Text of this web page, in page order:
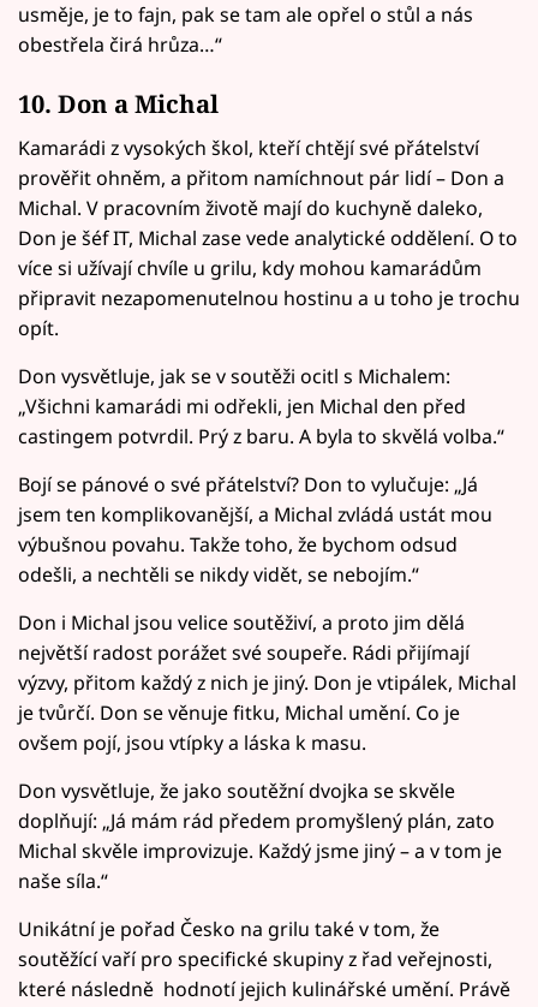
usměje, je to fajn, pak se tam ale opřel o stůl a nás
obestřela čirá hrůza…“
10. Don a Michal
Kamarádi z vysokých škol, kteří chtějí své přátelství
prověřit ohněm, a přitom namíchnout pár lidí – Don a
Michal. V pracovním životě mají do kuchyně daleko,
Don je šéf IT, Michal zase vede analytické oddělení. O to
více si užívají chvíle u grilu, kdy mohou kamarádům
připravit nezapomenutelnou hostinu a u toho je trochu
opít.
Don vysvětluje, jak se v soutěži ocitl s Michalem:
„Všichni kamarádi mi odřekli, jen Michal den před
castingem potvrdil. Prý z baru. A byla to skvělá volba.“
Bojí se pánové o své přátelství? Don to vylučuje: „Já
jsem ten komplikovanější, a Michal zvládá ustát mou
výbušnou povahu. Takže toho, že bychom odsud
odešli, a nechtěli se nikdy vidět, se nebojím.“
Don i Michal jsou velice soutěživí, a proto jim dělá
největší radost porážet své soupeře. Rádi přijímají
výzvy, přitom každý z nich je jiný. Don je vtipálek, Michal
je tvůrčí. Don se věnuje fitku, Michal umění. Co je
ovšem pojí, jsou vtípky a láska k masu.
Don vysvětluje, že jako soutěžní dvojka se skvěle
doplňují: „Já mám rád předem promyšlený plán, zato
Michal skvěle improvizuje. Každý jsme jiný – a v tom je
naše síla.“
Unikátní je pořad Česko na grilu také v tom, že
soutěžící vaří pro specifické skupiny z řad veřejnosti,
které následně hodnotí jejich kulinářské umění. Právě